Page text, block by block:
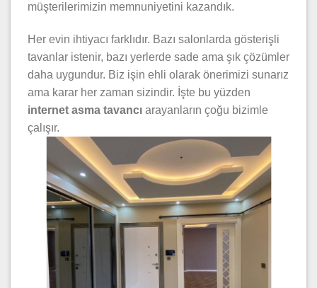
müşterilerimizin memnuniyetini kazandık.
Her evin ihtiyacı farklıdır. Bazı salonlarda gösterişli
tavanlar istenir, bazı yerlerde sade ama şık çözümler
daha uygundur. Biz işin ehli olarak önerimizi sunarız
ama karar her zaman sizindir. İşte bu yüzden
internet asma tavancı arayanların çoğu bizimle
çalışır.